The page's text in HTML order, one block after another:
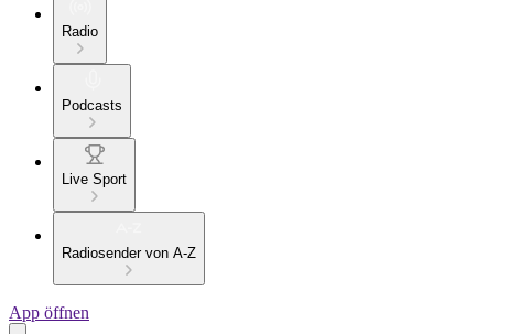
Radio
Podcasts
Live Sport
Radiosender von A-Z
App öffnen